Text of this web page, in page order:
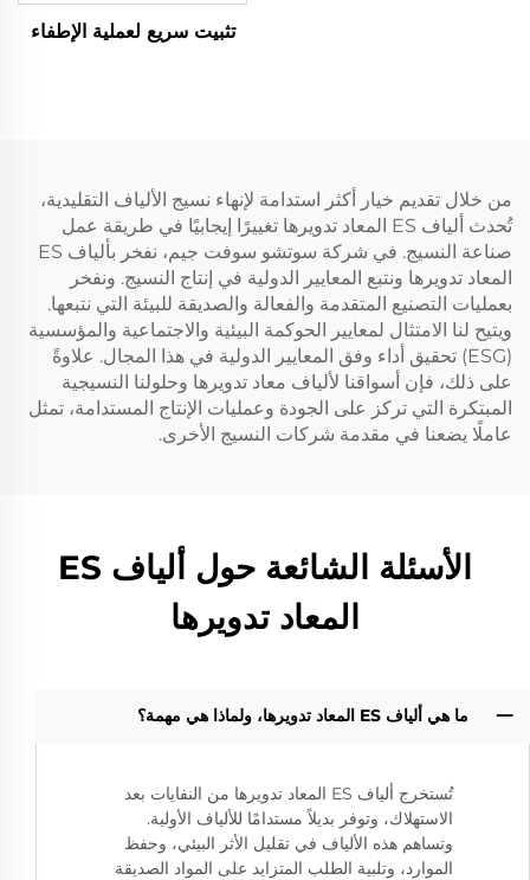
تثبيت سريع لعملية الإطفاء
من خلال تقديم خيار أكثر استدامة لإنهاء نسيج الألياف التقليدية،
تُحدث ألياف ES المعاد تدويرها تغييرًا إيجابيًا في طريقة عمل
صناعة النسيج. في شركة سوتشو سوفت جيم، نفخر بألياف ES
المعاد تدويرها ونتبع المعايير الدولية في إنتاج النسيج. ونفخر
بعمليات التصنيع المتقدمة والفعالة والصديقة للبيئة التي نتبعها.
ويتيح لنا الامتثال لمعايير الحوكمة البيئية والاجتماعية والمؤسسية
(ESG) تحقيق أداء وفق المعايير الدولية في هذا المجال. علاوةً
على ذلك، فإن أسواقنا لألياف معاد تدويرها وحلولنا النسيجية
المبتكرة التي تركز على الجودة وعمليات الإنتاج المستدامة، تمثل
عاملًا يضعنا في مقدمة شركات النسيج الأخرى.
الأسئلة الشائعة حول ألياف ES
المعاد تدويرها
ما هي ألياف ES المعاد تدويرها، ولماذا هي مهمة؟
تُستخرج ألياف ES المعاد تدويرها من النفايات بعد
الاستهلاك، وتوفر بديلاً مستدامًا للألياف الأولية.
وتساهم هذه الألياف في تقليل الأثر البيئي، وحفظ
الموارد، وتلبية الطلب المتزايد على المواد الصديقة